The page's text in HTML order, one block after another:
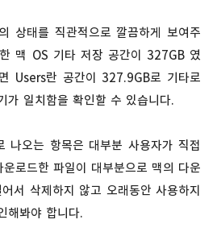
상태를 직관적으로 깔끔하게 보여주
맥 OS 기타 저장 공간이 327GB 였
Users란 공간이 327.9GB로 기타로
가 일치함을 확인할 수 있습니다.
나오는 항목은 대부분 사용자가 직접
로드한 파일이 대부분으로 맥의 다운
서 삭제하지 않고 오래동안 사용하지
해봐야 합니다.